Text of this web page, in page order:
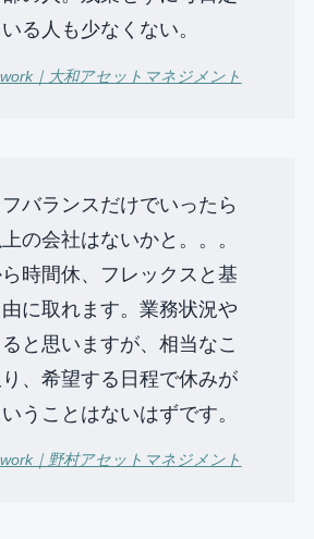
る⼈も少なくない。
｜大和アセットマネジメント
バランスだけでいったら
の会社はないかと。。。
時間休、フレックスと基
に取れます。業務状況や
と思いますが、相当なこ
、希望する⽇程で休みが
うことはないはずです。
｜野村アセットマネジメント